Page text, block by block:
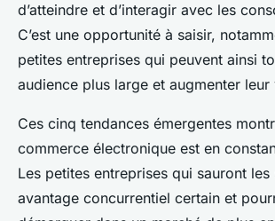
d’atteindre et d’interagir avec les
C’est une opportunité à saisir,
petites entreprises qui peuvent ainsi
audience plus large et augmenter leur
Ces cinq tendances émergentes
commerce électronique est en
Les petites entreprises qui sauront
avantage concurrentiel certain et